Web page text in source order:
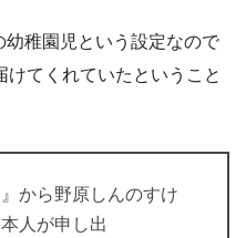
稚園児という設定なので
てくれていたということ
から野原しんのすけ
人が申し出